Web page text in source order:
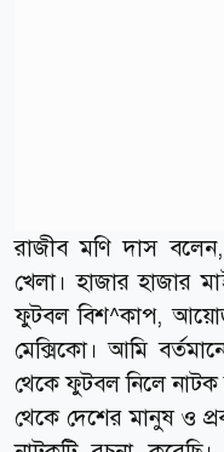
রাজীব মণি দাস
খেলা। হাজার হাজার
ফুটবল বিশ^কাপ,
মেক্সিকো। আমি
থেকে ফুটবল নিলে নাটক
থেকে দেশের মানুষ ও